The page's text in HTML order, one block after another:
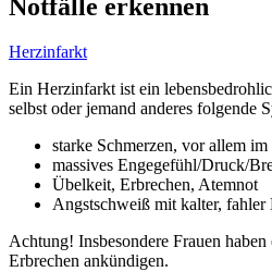
Notfälle erkennen
Herzinfarkt
Ein Herzinfarkt ist ein
selbst oder jemand anderes folgende
starke Schmerzen, vor allem
massives Engegefühl/Druck/
Übelkeit, Erbrechen, Atemnot
Angstschweiß mit kalter, fahler
Achtung! Insbesondere Frauen
Erbrechen ankündigen.